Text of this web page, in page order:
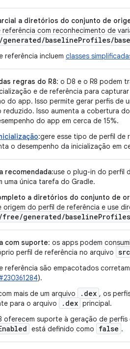
a diretórios do conjunto de
com reconhecimento de
baselineProfiles/
referência incluem classes
regras do R8: o D8 e o R8 podem
e de referência para
do app. Isso permite gerar perfis de
reduzido. Isso aumenta a cobertura
do app em cerca de 15%.
:gere esse tipo de perfil de
o desempenho da inicialização em
recomendada:use o plug-in do perfil
uma única tarefa do Gradle.
a diretórios do conjunto de
origem do perfil de referência e use
generated/
com suporte: os apps podem
perfil de referência no arquivo src
referência são empacotados
).
mais de um arquivo
.dex , os
para o arquivo
.dex principal.
oferecem suporte à geração de
está definido como false .